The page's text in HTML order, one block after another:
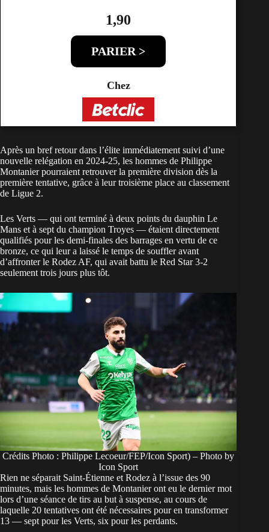
1,90
PARIER >
Chez
Après un bref retour dans l’élite immédiatement suivi d’une
nouvelle relégation en 2024-25, les hommes de Philippe
Montanier pourraient retrouver la première division dès la
première tentative, grâce à leur troisième place au classement
de Ligue 2.
Les Verts — qui ont terminé à deux points du dauphin Le
Mans et à sept du champion Troyes — étaient directement
qualifiés pour les demi-finales des barrages en vertu de ce
bronze, ce qui leur a laissé le temps de souffler avant
d’affronter le Rodez AF, qui avait battu le Red Star 3-2
seulement trois jours plus tôt.
Crédits Photo : Philippe Lecoeur/FEP/Icon Sport) – Photo by
Icon Sport
Rien ne séparait Saint-Étienne et Rodez à l’issue des 90
minutes, mais les hommes de Montanier ont eu le dernier mot
lors d’une séance de tirs au but à suspense, au cours de
laquelle 20 tentatives ont été nécessaires pour en transformer
13 — sept pour les Verts, six pour les perdants.